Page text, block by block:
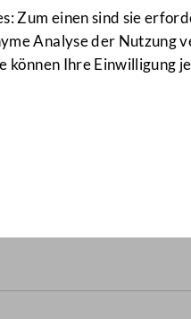
Zum einen sind sie
Analyse der Nutzung
können Ihre
zwischen